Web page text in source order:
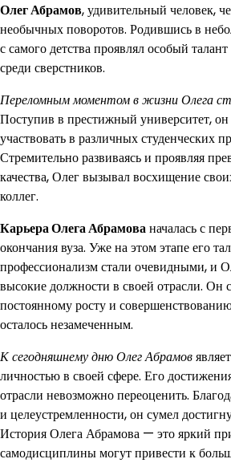
Олег Абрамов, удивительный человек,
необычных поворотов. Родившись в
с самого детства проявлял особый
среди сверстников.
Переломным моментом в жизни Олега
Поступив в престижный университет, он
участвовать в различных студенческих
Стремительно развиваясь и проявляя
качества, Олег вызывал восхищение
коллег.
Карьера Олега Абрамованачалась с
окончания вуза. Уже на этом этапе его
профессионализм стали очевидными, и
высокие должности в своей отрасли. Он
постоянному росту и
осталось незамеченным.
К сегодняшнему дню Олег Абрамов
личностью в своей сфере. Его
отрасли невозможно переоценить.
и целеустремленности, он сумел
История Олега Абрамова — это яркий
самодисциплины могут привести к